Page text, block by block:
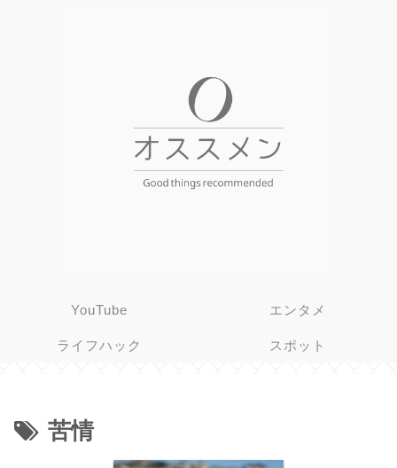
YouTube エンタメ
ライフハック スポット
苦情